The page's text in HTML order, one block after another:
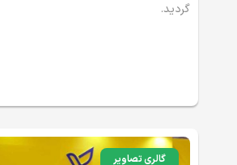
گردید.
گالری تصاویر